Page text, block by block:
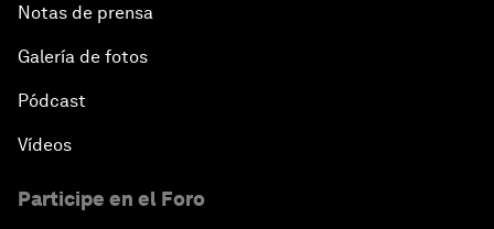
Notas de prensa
Galería de fotos
Pódcast
Vídeos
Participe en el Foro